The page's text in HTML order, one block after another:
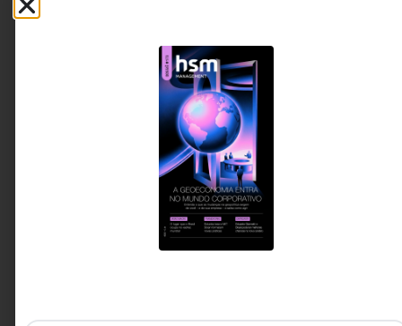
ESTRATÉGIA
A Psicologia Positiva desafia uma crença comum
nas organizações: a de que líderes geram
resultados principalmente corrigindo falhas. A
ciência sugere outro caminho, fortalecer aquilo
que já funciona para ampliar desempenho,
engajamento e resiliência.
Valter Bahia Filho - Autor,
palestrante e consultor 6 MINUTOS MIN DE LEITURA